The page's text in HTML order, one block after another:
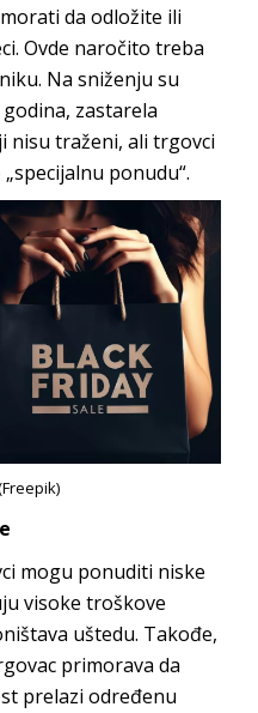
da odložite ili
Ovde naročito treba
Na sniženju su
zastarela
nisu traženi, ali trgovci
ponudu“.
mogu ponuditi niske
visoke troškove
uštedu. Takođe,
primorava da
prelazi određenu